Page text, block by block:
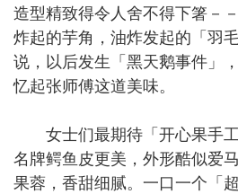
造型精致得令人舍不得下箸－
炸起的芋角，油炸发起的「羽
说，以后发生「黑天鹅事件」
忆起张师傅这道美味。
女士们最期待「开心果手工
名牌鳄鱼皮更美，外形酷似爱
果蓉，香甜细腻。一口一个「